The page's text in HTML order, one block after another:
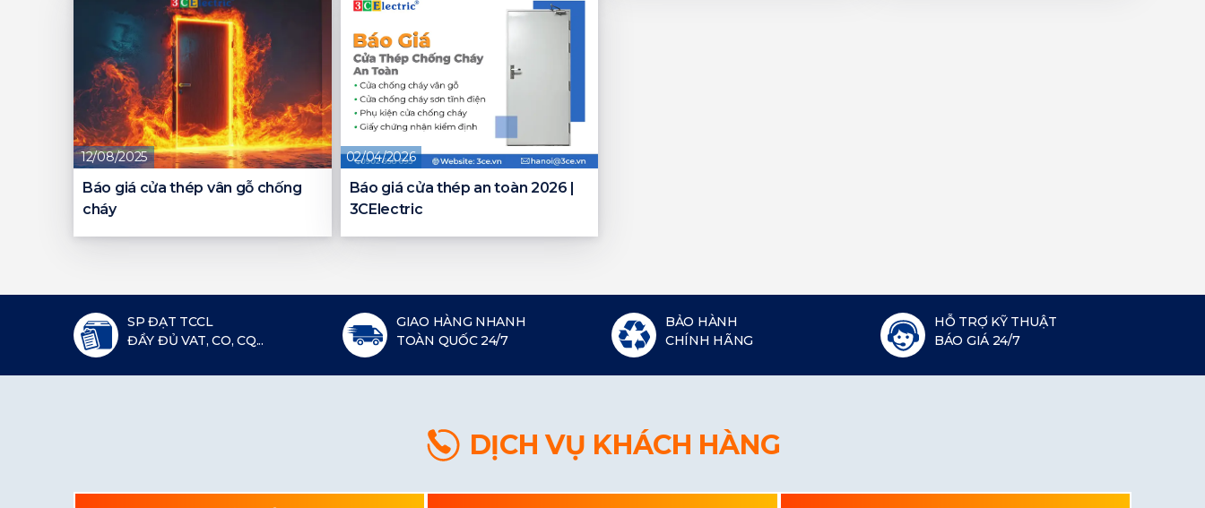
12/08/2025
Báo giá cửa thép vân gỗ chống
cháy
02/04/2026
Báo giá cửa thép an toàn 2026 |
3CElectric
SP ĐẠT TCCL
ĐẦY ĐỦ VAT, CO, CQ...
GIAO HÀNG NHANH
TOÀN QUỐC 24/7
BẢO HÀNH
CHÍNH HÃNG
HỖ TRỢ KỸ THUẬT
BÁO GIÁ 24/7
DỊCH VỤ KHÁCH HÀNG